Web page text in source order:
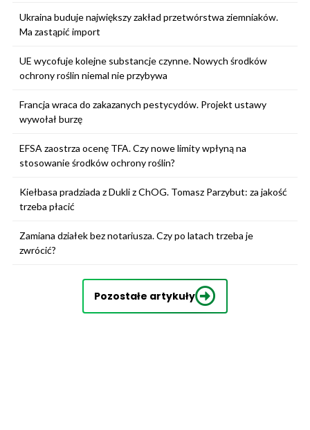
Ukraina buduje największy zakład przetwórstwa ziemniaków.
Ma zastąpić import
UE wycofuje kolejne substancje czynne. Nowych środków
ochrony roślin niemal nie przybywa
Francja wraca do zakazanych pestycydów. Projekt ustawy
wywołał burzę
EFSA zaostrza ocenę TFA. Czy nowe limity wpłyną na
stosowanie środków ochrony roślin?
Kiełbasa pradziada z Dukli z ChOG. Tomasz Parzybut: za jakość
trzeba płacić
Zamiana działek bez notariusza. Czy po latach trzeba je
zwrócić?
Pozostałe artykuły